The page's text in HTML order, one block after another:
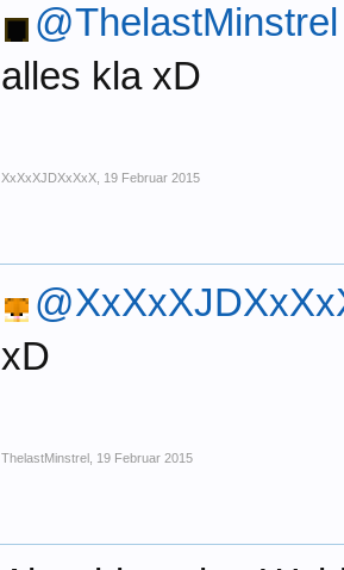
@ThelastMinstrel
alles kla xD
XxXxXJDXxXxX 19 Februar 2015
xD
ThelastMinstrel 19 Februar 2015